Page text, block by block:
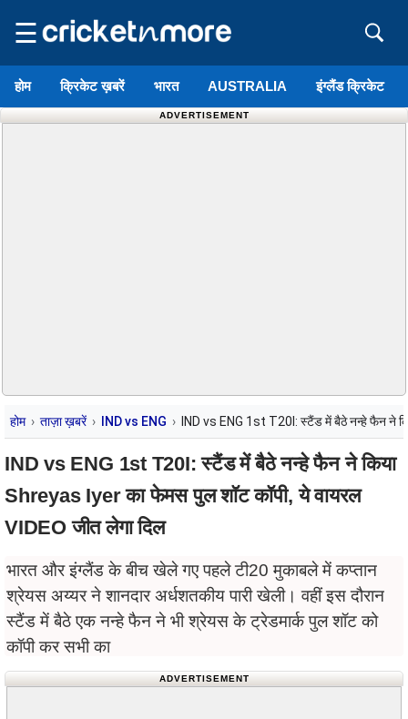
☰
होम क्रिकेट ख़बरें भारत AUSTRALIA इंग्लैंड क्रिकेट
ADVERTISEMENT
होम ताज़ा ख़बरें IND vs ENG IND vs ENG 1st T20I: स्टैंड में बैठे नन्हे फैन ने
IND vs ENG 1st T20I: स्टैंड में बैठे नन्हे फैन ने किया
Shreyas Iyer का फेमस पुल शॉट कॉपी, ये वायरल
VIDEO जीत लेगा दिल
भारत और इंग्लैंड के बीच खेले गए पहले टी20 मुकाबले में कप्तान
श्रेयस अय्यर ने शानदार अर्धशतकीय पारी खेली। वहीं इस दौरान
स्टैंड में बैठे एक नन्हे फैन ने भी श्रेयस के ट्रेडमार्क पुल शॉट को
कॉपी कर सभी का
ADVERTISEMENT